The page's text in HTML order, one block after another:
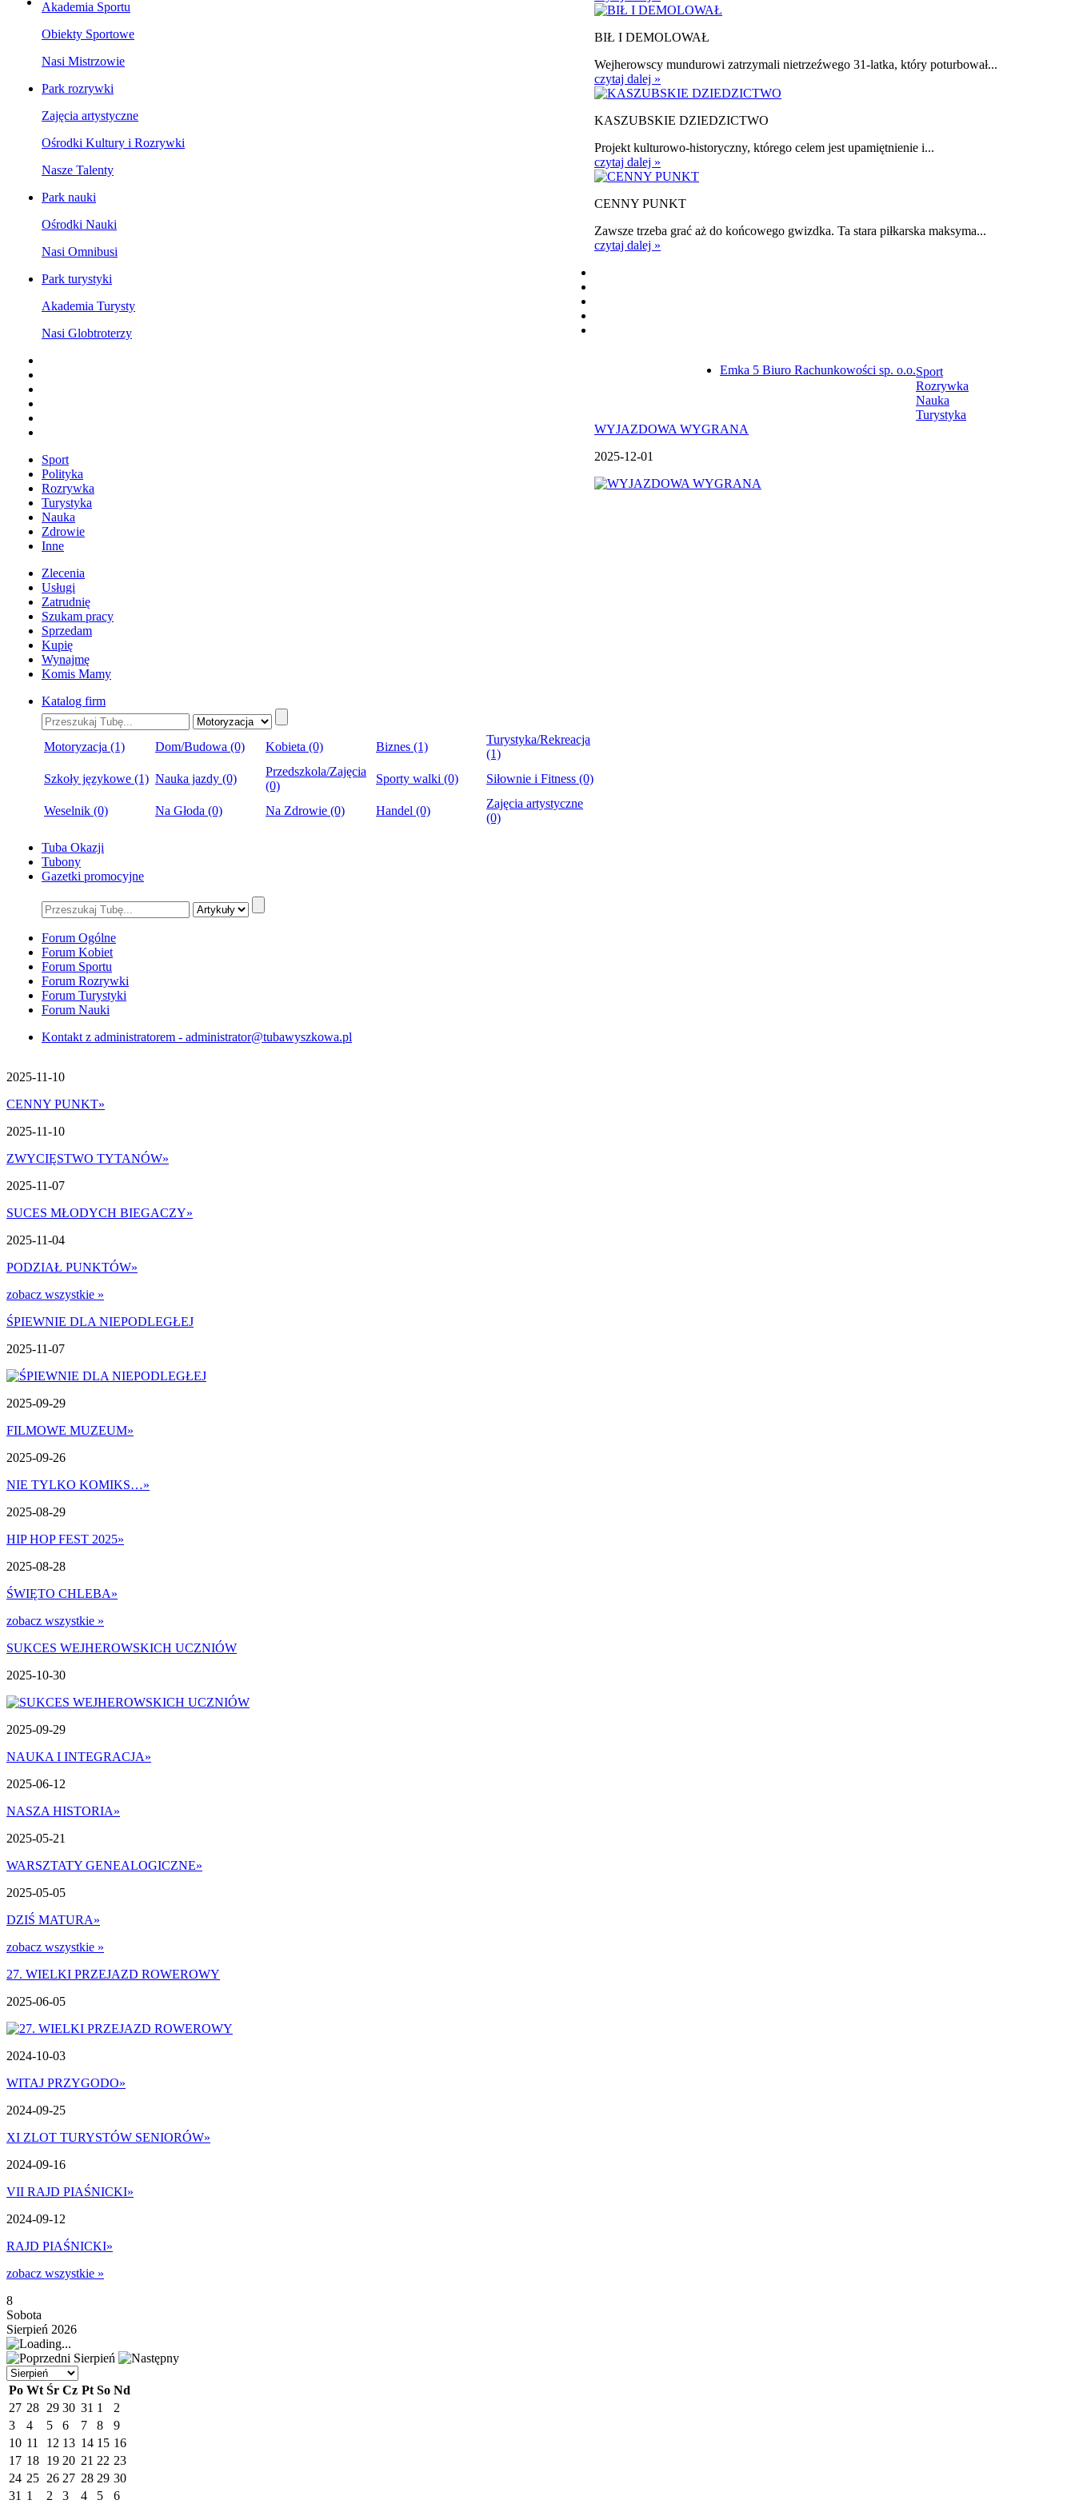
Akademia Sportu
Obiekty Sportowe
Nasi Mistrzowie
Park rozrywki
Zajęcia artystyczne
Ośrodki Kultury i Rozrywki
Nasze Talenty
Park nauki
Ośrodki Nauki
Nasi Omnibusi
Park turystyki
Akademia Turysty
Nasi Globtroterzy
Sport
Polityka
Rozrywka
Turystyka
Nauka
Zdrowie
Inne
Zlecenia
Usługi
Zatrudnię
Szukam pracy
Sprzedam
Kupię
Wynajmę
Komis Mamy
Katalog firm
Motoryzacja (1) Dom/Budowa (0) Kobieta (0) Biznes (1)
Turystyka/Rekreacja
(1)
Szkoły językowe (1) Nauka jazdy (0)
Przedszkola/Zajęcia
(0)
Sporty walki (0) Siłownie i Fitness (0)
Weselnik (0) Na Głoda (0) Na Zdrowie (0) Handel (0)
Zajęcia artystyczne
(0)
Tuba Okazji
Tubony
Gazetki promocyjne
Forum Ogólne
Forum Kobiet
Forum Sportu
Forum Rozrywki
Forum Turystyki
Forum Nauki
Kontakt z administratorem - administrator@tubawyszkowa.pl
BIŁ I DEMOLOWAŁ
Wejherowscy mundurowi zatrzymali nietrzeźwego 31-latka, który poturbował...
czytaj dalej »
KASZUBSKIE DZIEDZICTWO
Projekt kulturowo-historyczny, którego celem jest upamiętnienie i...
czytaj dalej »
CENNY PUNKT
Zawsze trzeba grać aż do końcowego gwizdka. Ta stara piłkarska maksyma...
czytaj dalej »
Emka 5 Biuro Rachunkowości sp. o.o.Sport
Rozrywka
Nauka
Turystyka
WYJAZDOWA WYGRANA
2025-12-01
2025-11-10
CENNY PUNKT»
2025-11-10
ZWYCIĘSTWO TYTANÓW»
2025-11-07
SUCES MŁODYCH BIEGACZY»
2025-11-04
PODZIAŁ PUNKTÓW»
zobacz wszystkie »
ŚPIEWNIE DLA NIEPODLEGŁEJ
2025-11-07
2025-09-29
FILMOWE MUZEUM»
2025-09-26
NIE TYLKO KOMIKS…»
2025-08-29
HIP HOP FEST 2025»
2025-08-28
ŚWIĘTO CHLEBA»
zobacz wszystkie »
SUKCES WEJHEROWSKICH UCZNIÓW
2025-10-30
2025-09-29
NAUKA I INTEGRACJA»
2025-06-12
NASZA HISTORIA»
2025-05-21
WARSZTATY GENEALOGICZNE»
2025-05-05
DZIŚ MATURA»
zobacz wszystkie »
27. WIELKI PRZEJAZD ROWEROWY
2025-06-05
2024-10-03
WITAJ PRZYGODO»
2024-09-25
XI ZLOT TURYSTÓW SENIORÓW»
2024-09-16
VII RAJD PIAŚNICKI»
2024-09-12
RAJD PIAŚNICKI»
zobacz wszystkie »
8
Sobota
Sierpień 2026
Sierpień
Po Wt Śr Cz Pt So Nd
27 28 29 30 31 1
2
3
4 5 6 7 8
9
10 11 12 13 14 15 16
17 18 19 20 21 22 23
24 25 26 27 28 29 30
31 1 2 3 4 5
6